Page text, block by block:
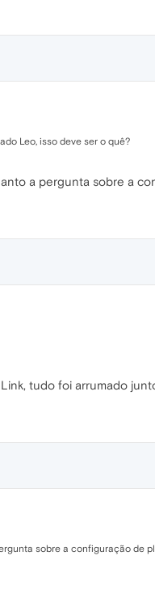
Leo, isso deve ser o quê?
a pergunta sobre a
tudo foi arrumado
sobre a configuração de